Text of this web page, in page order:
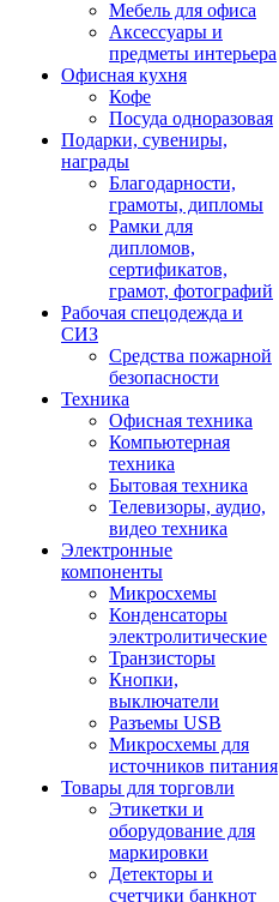
Мебель для офиса
Аксессуары и
предметы интерьера
Офисная кухня
Кофе
Посуда одноразовая
Подарки, сувениры,
награды
Благодарности,
грамоты, дипломы
Рамки для
дипломов,
сертификатов,
грамот, фотографий
Рабочая спецодежда и
СИЗ
Средства пожарной
безопасности
Техника
Офисная техника
Компьютерная
техника
Бытовая техника
Телевизоры, аудио,
видео техника
Электронные
компоненты
Микросхемы
Конденсаторы
электролитические
Транзисторы
Кнопки,
выключатели
Разъемы USB
Микросхемы для
источников питания
Товары для торговли
Этикетки и
оборудование для
маркировки
Детекторы и
счетчики банкнот